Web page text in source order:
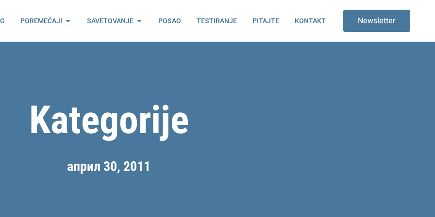
POREMEĆAJI Open Poremećaji
SAVETOVANJE Open Savetovanje
POSAO TESTIRANJE PITAJTE KONTAKT Newsletter
Kategorije
април 30, 2011